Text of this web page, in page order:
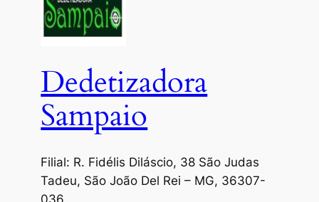
Dedetizadora
Sampaio
Filial: R. Fidélis Diláscio, 38 São Judas
Tadeu, São João Del Rei – MG, 36307-